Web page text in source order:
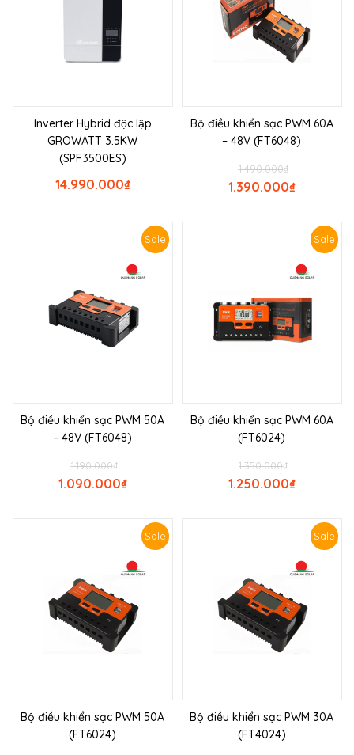
Inverter Hybrid độc lập
GROWATT 3.5KW
(SPF3500ES)
₫
14.990.000
Bộ điều khiển sạc PWM 60A
– 48V (FT6048)
₫
1.490.000
₫
1.390.000
Sale
Bộ điều khiển sạc PWM 50A
– 48V (FT6048)
₫
1.190.000
₫
1.090.000
Sale
Bộ điều khiển sạc PWM 60A
(FT6024)
₫
1.350.000
₫
1.250.000
Sale
Bộ điều khiển sạc PWM 50A
(FT6024)
Sale
Bộ điều khiển sạc PWM 30A
(FT4024)